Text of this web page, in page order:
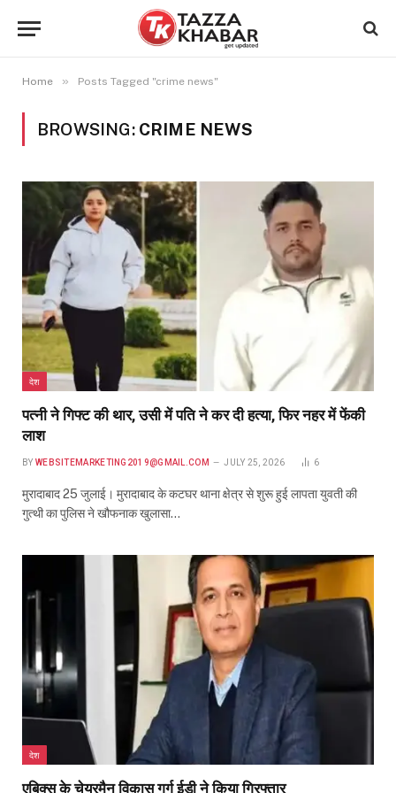
Home » Posts Tagged "crime news"
BROWSING: CRIME NEWS
देश
पत्नी ने गिफ्ट की थार, उसी में पति ने कर दी हत्या, फिर नहर में फेंकी
लाश
BY WEBSITEMARKETING2019@GMAIL.COM JULY 25, 2026 6
मुरादाबाद 25 जुलाई। मुरादाबाद के कटघर थाना क्षेत्र से शुरू हुई लापता युवती की
गुत्थी का पुलिस ने खौफनाक खुलासा…
देश
एबिक्स के चेयरमैन विकास गर्ग ईडी ने किया गिरफ्तार